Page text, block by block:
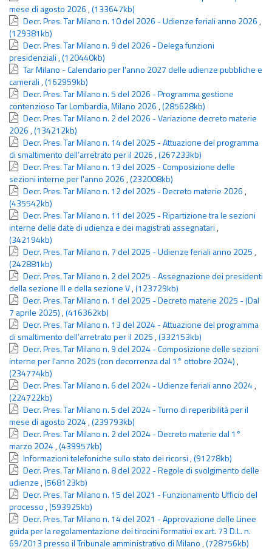
mese di agosto 2026 ,(133647kb)
Decr. Pres. Tar Milano n. 10 del 2026 - Udienze feriali anno 2026 ,
(129381kb)
Decr. Pres. Tar Milano n. 9 del 2026 - Delega funzioni
presidenziali ,(120440kb)
Tar Milano - Calendario per l'anno 2027 delle udienze pubbliche e
camerali ,(162959kb)
Decr. Pres. Tar Milano n. 5 del 2026 - Programma gestione
contenzioso Tar Lombardia, Milano 2026 ,(285628kb)
Decr. Pres. Tar Milano n. 2 del 2026 - Variazione decreto materie
2026 ,(134212kb)
Decr. Pres. Tar Milano n. 14 del 2025 - Attuazione del programma
di smaltimento dell’arretrato per il 2026 ,(267233kb)
Decr. Pres. Tar Milano n. 13 del 2025 - Composizione delle
sezioni interne per l'anno 2026 ,(232008kb)
Decr. Pres. Tar Milano n. 12 del 2025 - Decreto materie 2026 ,
(435542kb)
Decr. Pres. Tar Milano n. 11 del 2025 - Ripartizione tra le sezioni
interne delle date di udienza e dei magistrati assegnatari ,
(342194kb)
Decr. Pres. Tar Milano n. 7 del 2025 - Udienze feriali anno 2025 ,
(242881kb)
Decr. Pres. Tar Milano n. 2 del 2025 - Assegnazione dei presidenti
della sezione III e della sezione V,(123729kb)
Decr. Pres. Tar Milano n. 1 del 2025 - Decreto materie 2025 - (Dal
7 aprile 2025) ,(416362kb)
Decr. Pres. Tar Milano n. 13 del 2024 - Attuazione del programma
di smaltimento dell’arretrato per il 2025 ,(332153kb)
Decr. Pres. Tar Milano n. 9 del 2024 - Composizione delle sezioni
interne per l'anno 2025 (con decorrenza dal 1° ottobre 2024) ,
(234774kb)
Decr. Pres. Tar Milano n. 6 del 2024 - Udienze feriali anno 2024,
(224722kb)
Decr. Pres. Tar Milano n. 5 del 2024 - Turno di reperibilità per il
mese di agosto 2024,(239793kb)
Decr. Pres. Tar Milano n. 2 del 2024 - Decreto materie dal 1°
marzo 2024,(439957kb)
Informazioni telefoniche sullo stato dei ricorsi ,(91278kb)
Decr. Pres. Tar Milano n. 8 del 2022 - Regole di svolgimento delle
udienze ,(568123kb)
Decr. Pres. Tar Milano n. 15 del 2021 - Funzionamento Ufficio del
processo ,(593925kb)
Decr. Pres. Tar Milano n. 14 del 2021 - Approvazione delle Linee
guida per la regolamentazione dei tirocini formativi ex art. 73 D.L. n.
69/2013 presso il Tribunale amministrativo di Milano ,(728756kb)